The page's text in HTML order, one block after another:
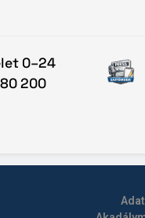
0–24
200